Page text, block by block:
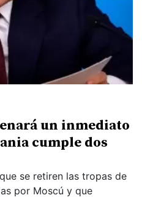
un inmediato
cumple dos
se retiren las tropas de
por Moscú y que